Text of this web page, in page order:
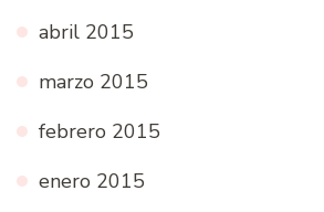
abril 2015
marzo 2015
febrero 2015
enero 2015